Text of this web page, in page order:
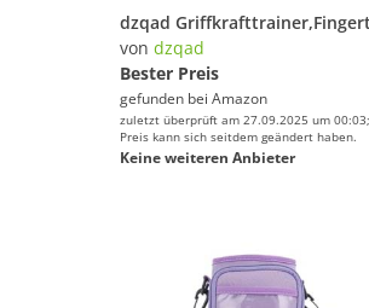
von dzqad
Bester Preis
gefunden bei Amazon
zuletzt überprüft am 27.09.2025 um
Preis kann sich seitdem geändert haben.
Keine weiteren Anbieter